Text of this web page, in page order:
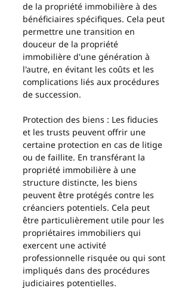
de la propriété immobilière à des
bénéficiaires spécifiques. Cela peut
permettre une transition en
douceur de la propriété
immobilière d'une génération à
l'autre, en évitant les coûts et les
complications liés aux procédures
de succession.
Protection des biens : Les fiducies
et les trusts peuvent offrir une
certaine protection en cas de litige
ou de faillite. En transférant la
propriété immobilière à une
structure distincte, les biens
peuvent être protégés contre les
créanciers potentiels. Cela peut
être particulièrement utile pour les
propriétaires immobiliers qui
exercent une activité
professionnelle risquée ou qui sont
impliqués dans des procédures
judiciaires potentielles.